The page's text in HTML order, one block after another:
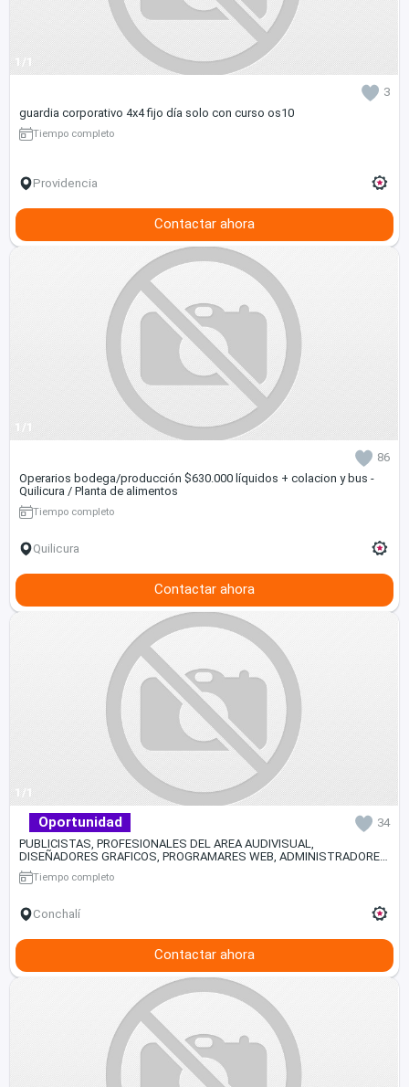
1/1
3
guardia corporativo 4x4 fijo día solo con curso os10
Tiempo completo
Providencia
Contactar ahora
1/1
86
Operarios bodega/producción $630.000 líquidos + colacion y bus -
Quilicura / Planta de alimentos
Tiempo completo
Quilicura
Contactar ahora
1/1
Oportunidad
34
PUBLICISTAS, PROFESIONALES DEL AREA AUDIVISUAL,
DISEÑADORES GRAFICOS, PROGRAMARES WEB, ADMINISTRADORES
DE REDES SOCIALES, GESTORES CULTURALES
Tiempo completo
Conchalí
Contactar ahora